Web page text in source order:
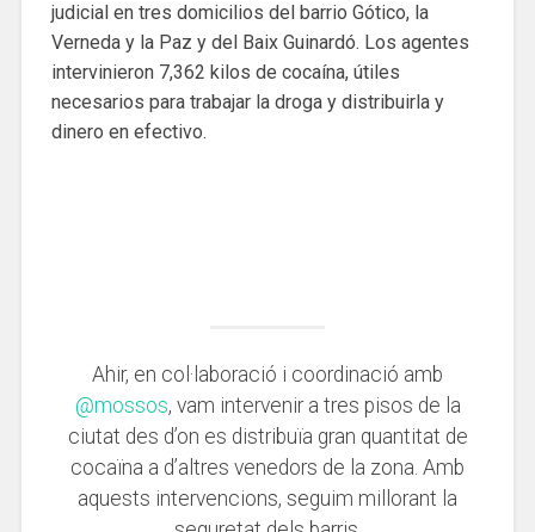
judicial en tres domicilios del barrio Gótico, la
Verneda y la Paz y del Baix Guinardó. Los agentes
intervinieron 7,362 kilos de cocaína, útiles
necesarios para trabajar la droga y distribuirla y
dinero en efectivo.
Ahir, en col·laboració i coordinació amb
@mossos, vam intervenir a tres pisos de la
ciutat des d’on es distribuïa gran quantitat de
cocaïna a d’altres venedors de la zona. Amb
aquests intervencions, seguim millorant la